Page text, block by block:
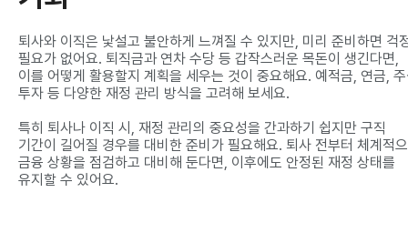
퇴사와 이직은 낯설고 불안하게 느껴질 수 있지만, 미리 준비하면 걱
필요가 없어요. 퇴직금과 연차 수당 등 갑작스러운 목돈이 생긴다면,
이를 어떻게 활용할지 계획을 세우는 것이 중요해요. 예적금, 연금,
투자 등 다양한 재정 관리 방식을 고려해 보세요.
특히 퇴사나 이직 시, 재정 관리의 중요성을 간과하기 쉽지만 구직
기간이 길어질 경우를 대비한 준비가 필요해요. 퇴사 전부터 체계적
금융 상황을 점검하고 대비해 둔다면, 이후에도 안정된 재정 상태를
유지할 수 있어요.